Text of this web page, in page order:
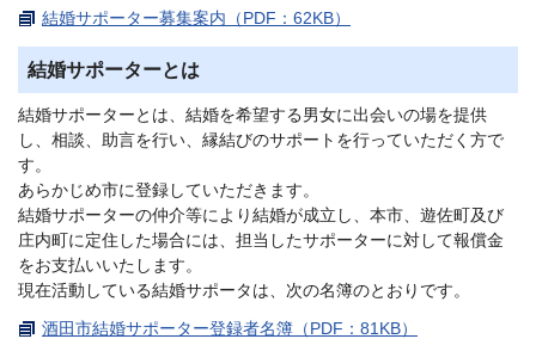
結婚サポーター募集案内（PDF：62KB）
結婚サポーターとは
結婚サポーターとは、結婚を希望する男女に出会いの場を提供
し、相談、助言を行い、縁結びのサポートを行っていただく方で
す。
あらかじめ市に登録していただきます。
結婚サポーターの仲介等により結婚が成立し、本市、遊佐町及び
庄内町に定住した場合には、担当したサポーターに対して報償金
をお支払いいたします。
現在活動している結婚サポータは、次の名簿のとおりです。
酒田市結婚サポーター登録者名簿（PDF：81KB）